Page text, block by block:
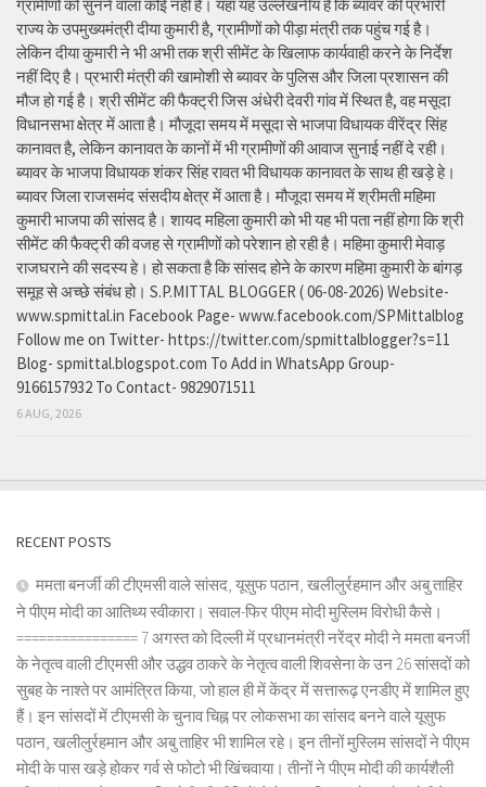
ग्रामीणों को सुनने वाला कोई नहीं है। यहां यह उल्लेखनीय है कि ब्यावर की प्रभारी
राज्य के उपमुख्यमंत्री दीया कुमारी है, ग्रामीणों को पीड़ा मंत्री तक पहुंच गई है।
लेकिन दीया कुमारी ने भी अभी तक श्री सीमेंट के खिलाफ कार्यवाही करने के निर्देश
नहीं दिए है। प्रभारी मंत्री की खामोशी से ब्यावर के पुलिस और जिला प्रशासन की
मौज हो गई है। श्री सीमेंट की फैक्ट्री जिस अंधेरी देवरी गांव में स्थित है, वह मसूदा
विधानसभा क्षेत्र में आता है। मौजूदा समय में मसूदा से भाजपा विधायक वीरेंद्र सिंह
कानावत है, लेकिन कानावत के कानों में भी ग्रामीणों की आवाज सुनाई नहीं दे रही।
ब्यावर के भाजपा विधायक शंकर सिंह रावत भी विधायक कानावत के साथ ही खड़े हे।
ब्यावर जिला राजसमंद संसदीय क्षेत्र में आता है। मौजूदा समय में श्रीमती महिमा
कुमारी भाजपा की सांसद है। शायद महिला कुमारी को भी यह भी पता नहीं होगा कि श्री
सीमेंट की फैक्ट्री की वजह से ग्रामीणों को परेशान हो रही है। महिमा कुमारी मेवाड़
राजघराने की सदस्य हे। हो सकता है कि सांसद होने के कारण महिमा कुमारी के बांगड़
समूह से अच्छे संबंध हो। S.P.MITTAL BLOGGER ( 06-08-2026) Website-
www.spmittal.in Facebook Page- www.facebook.com/SPMittalblog
Follow me on Twitter- https://twitter.com/spmittalblogger?s=11
Blog- spmittal.blogspot.com To Add in WhatsApp Group-
9166157932 To Contact- 9829071511
6 AUG, 2026
RECENT POSTS
ममता बनर्जी की टीएमसी वाले सांसद, यूसुफ पठान, खलीलुर्रहमान और अबु ताहिर
ने पीएम मोदी का आतिथ्य स्वीकारा। सवाल-फिर पीएम मोदी मुस्लिम विरोधी कैसे।
================ 7 अगस्त को दिल्ली में प्रधानमंत्री नरेंद्र मोदी ने ममता बनर्जी
के नेतृत्व वाली टीएमसी और उद्धव ठाकरे के नेतृत्व वाली शिवसेना के उन 26 सांसदों को
सुबह के नाश्ते पर आमंत्रित किया, जो हाल ही में केंद्र में सत्तारूढ़ एनडीए में शामिल हुए
हैं। इन सांसदों में टीएमसी के चुनाव चिह्न पर लोकसभा का सांसद बनने वाले यूसुफ
पठान, खलीलुर्रहमान और अबु ताहिर भी शामिल रहे। इन तीनों मुस्लिम सांसदों ने पीएम
मोदी के पास खड़े होकर गर्व से फोटो भी खिंचवाया। तीनों ने पीएम मोदी की कार्यशैली